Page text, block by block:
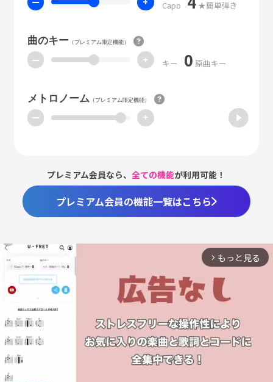
Capo ★簡単弾き
曲のキー（プレミアム限定機能）
ー + キー 0 原曲キー
メトロノーム （プレミアム限定機能）
ー +
プレミアム会員なら、全ての機能が利用可能！
プレミアム会員の機能一覧はこちら
arrow_forward_ios もっと見る